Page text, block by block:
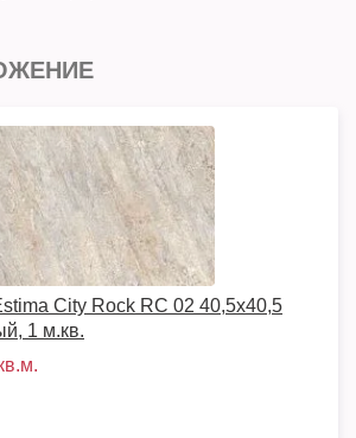
City Rock RC 02 40,5x40,5
1 м.кв.